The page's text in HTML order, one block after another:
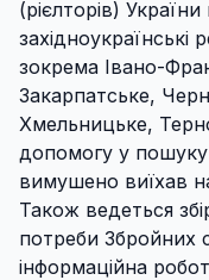
(рієлторів)
західноукраїнські
зокрема Івано-
Закарпатське,
Хмельницьке,
допомогу у пошуку
вимушено виїхав
Також ведеться
потреби Збройних
інформаційна